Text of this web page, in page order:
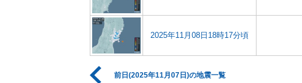
2025年11月08日18時17分頃
前日(2025年11月07日)の地震一覧